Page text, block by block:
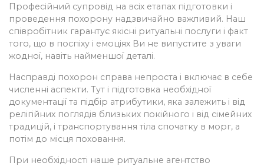
Професійний супровід на всіх етапах підготовки і
проведення похорону надзвичайно важливий. Наш
співробітник гарантує якісні ритуальні послуги і факт
того, що в поспіху і емоціях Ви не випустите з уваги
жодної, навіть найменшої деталі.
Насправді похорон справа непроста і включає в себе
численні аспекти. Тут і підготовка необхідної
документації та підбір атрибутики, яка залежить і від
релігійних поглядів близьких покійного і від сімейних
традицій, і транспортування тіла спочатку в морг, а
потім до місця поховання.
При необхідності наше ритуальне агентство